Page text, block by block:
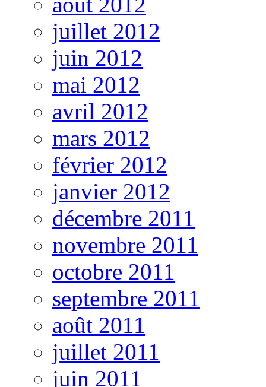
juillet 2012
juin 2012
mai 2012
avril 2012
mars 2012
février 2012
janvier 2012
décembre 2011
novembre 2011
octobre 2011
septembre 2011
août 2011
juillet 2011
juin 2011